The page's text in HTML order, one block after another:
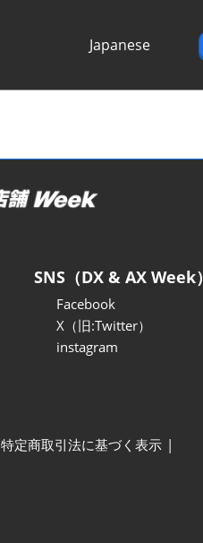
Japanese
SNS（DX & AX Week）
Facebook
X（旧:Twitter）
instagram
特定商取引法に基づく表示